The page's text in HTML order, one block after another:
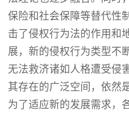
保险和社会保障等替代性
击了侵权行为法的作用和
展，新的侵权行为类型不
无法救济诸如人格遭受侵
其存在的广泛空间，依然
为了适应新的发展需求，